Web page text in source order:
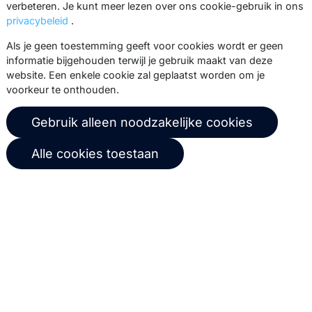
whitepapers.
Abonneer
© 2026 Copernica B.V.
Algemene voorwaarden
Privacybeleid
Gebruikersovereenkomst
verbeteren. Je kunt meer lezen over ons cookie-gebruik in ons
privacybeleid .
Als je geen toestemming geeft voor cookies wordt er geen
informatie bijgehouden terwijl je gebruik maakt van deze
website. Een enkele cookie zal geplaatst worden om je
voorkeur te onthouden.
Gebruik alleen noodzakelijke cookies
Alle cookies toestaan